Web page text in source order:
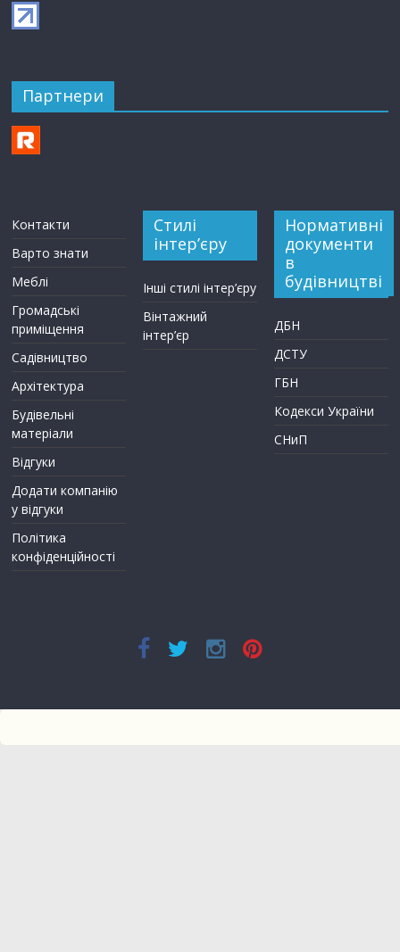
Партнери
Контакти
Варто знати
Меблі
Громадські
приміщення
Садівництво
Архітектура
Будівельні
матеріали
Відгуки
Додати компанію
у відгуки
Політика
конфіденційності
Стилі
інтер’єру
Інші стилі інтер’єру
Вінтажний
інтер’єр
Нормативні
документи
в
будівництві
ДБН
ДСТУ
ГБН
Кодекси України
СНиП